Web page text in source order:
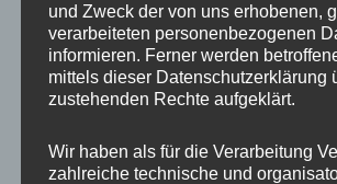
ihres Lebens spielten“. Es war
an dem ihnen alles gelang, da
spielen, wie er wollte (siehe etwa
berüchtigten 15 Minuten des
Experten, die schnell vom Leder
und Zweck der von uns erhobenen,
verarbeiteten personenbezogenen
informieren. Ferner werden
mittels dieser Datenschutzerklärung
zustehenden Rechte aufgeklärt.
Wir haben als für die Verarbeitung
zahlreiche technische und